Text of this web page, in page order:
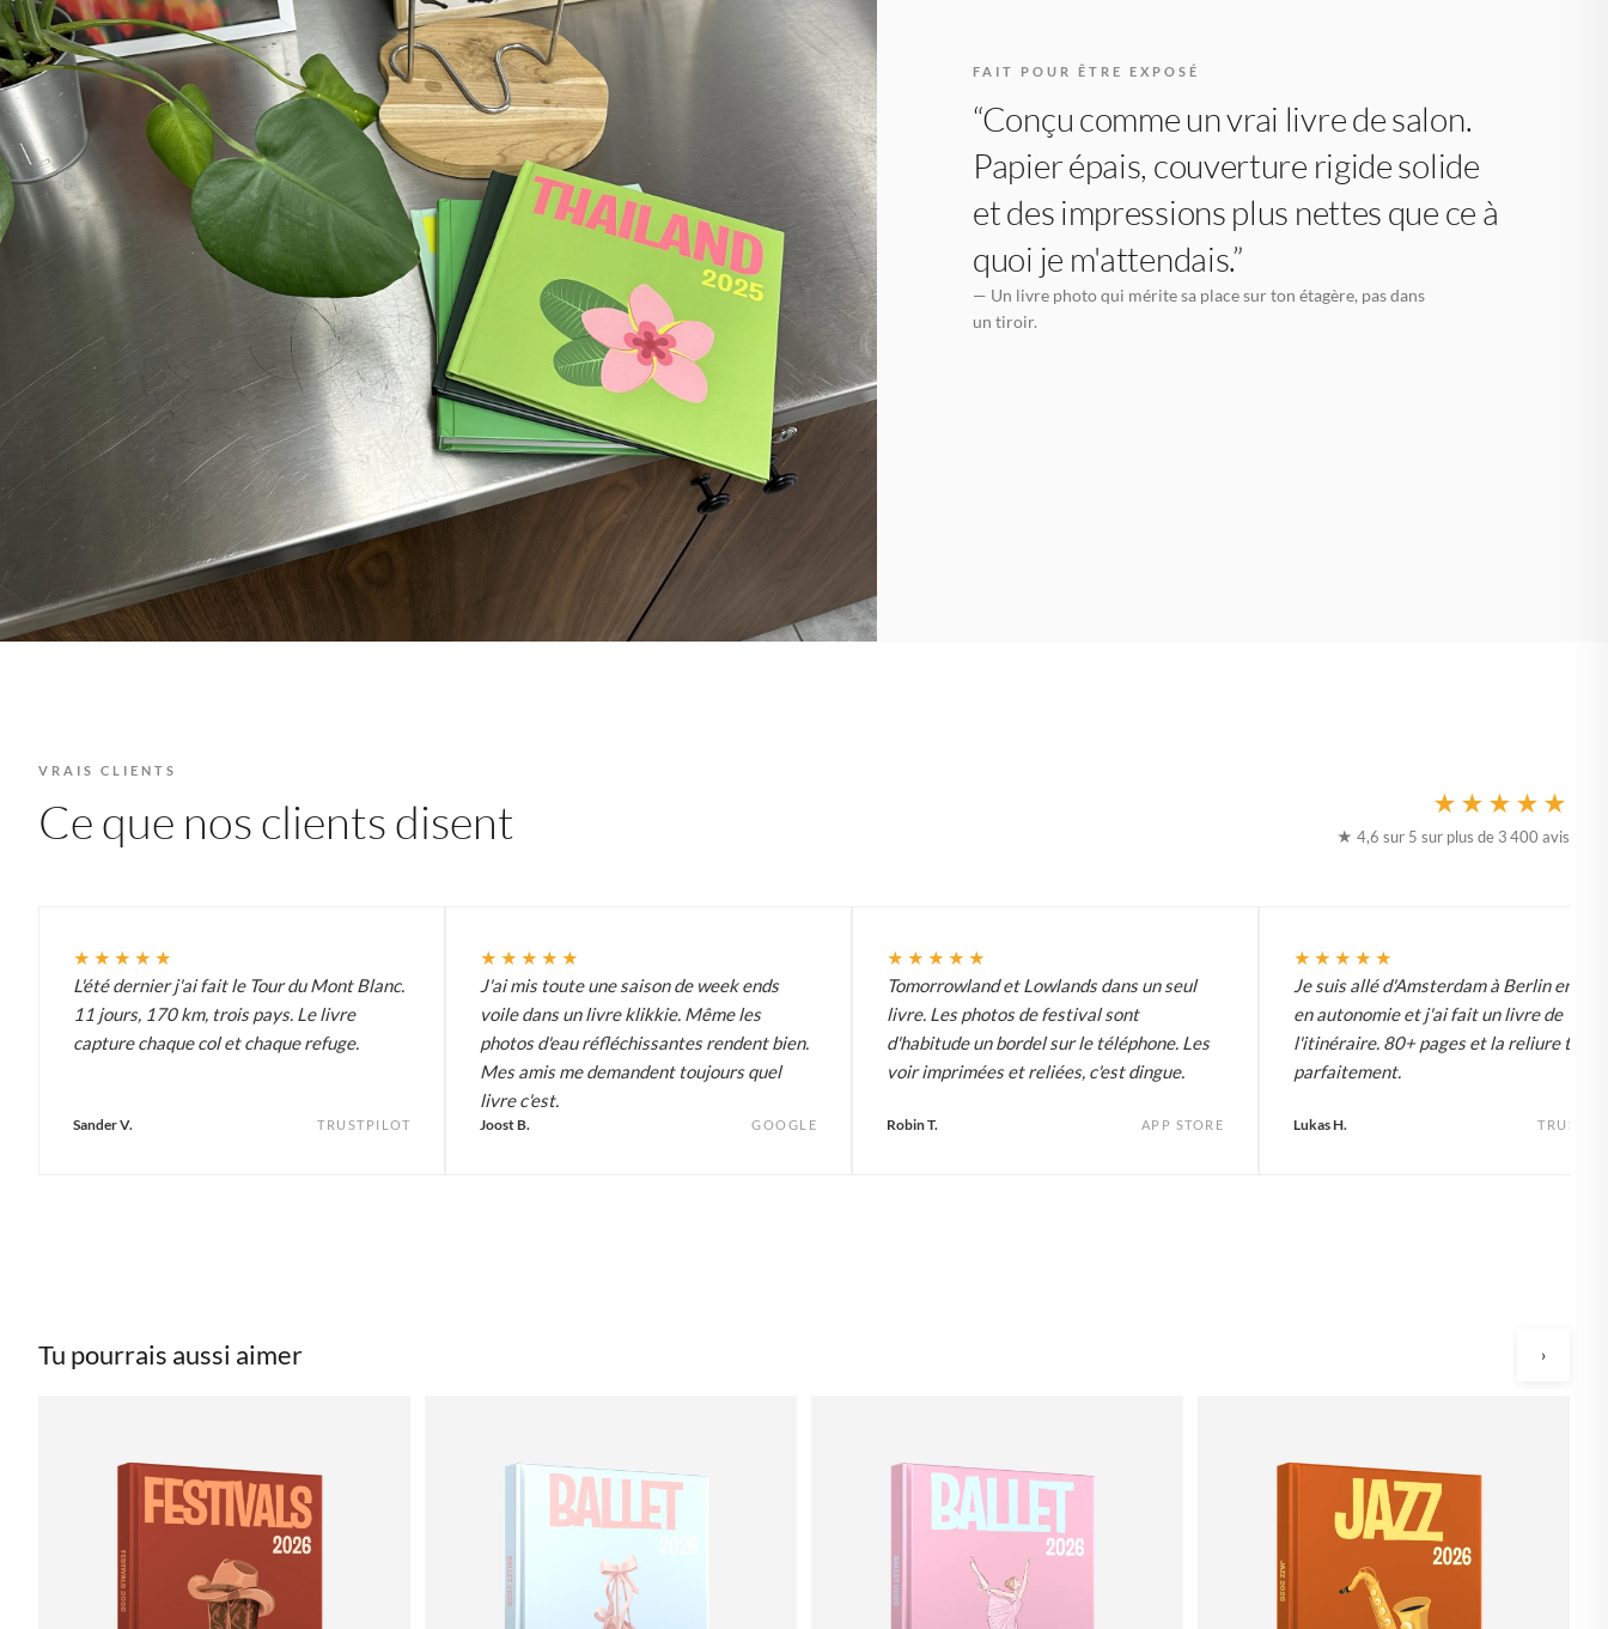
FAIT POUR ÊTRE EXPOSÉ
“Conçu comme un vrai livre de salon.
Papier épais, couverture rigide solide
et des impressions plus nettes que ce à
quoi je m'attendais.”
— Un livre photo qui mérite sa place sur ton étagère, pas dans
un tiroir.
VRAIS CLIENTS
Ce que nos clients disent ★★★★★
★ 4,6 sur 5 sur plus de 3 400 avis
★★★★★
L'été dernier j'ai fait le Tour du Mont Blanc.
11 jours, 170 km, trois pays. Le livre
capture chaque col et chaque refuge.
Sander V. TRUSTPILOT
★★★★★
J'ai mis toute une saison de week ends
voile dans un livre klikkie. Même les
photos d'eau réfléchissantes rendent bien.
Mes amis me demandent toujours quel
livre c'est.
Joost B. GOOGLE
★★★★★
Tomorrowland et Lowlands dans un seul
livre. Les photos de festival sont
d'habitude un bordel sur le téléphone. Les
voir imprimées et reliées, c'est dingue.
Robin T. APP STORE
★★★★★
Je suis allé d'Amsterdam à Berlin en
en autonomie et j'ai fait un livre de
l'itinéraire. 80+ pages et la reliure tient
parfaitement.
Lukas H.
Tu pourrais aussi aimer ›